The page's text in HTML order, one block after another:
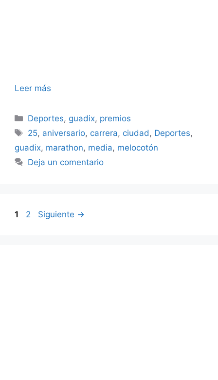
Leer más
Categorías
Deportes, guadix, premios
Etiquetas
25, aniversario, carrera, ciudad , Deportes,
guadix, marathon, media, melocotón
Deja un comentario
Página
1 Página
2 Siguiente →